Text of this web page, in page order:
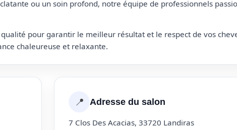
ou un soin profond, notre équipe de professionnels
pour garantir le meilleur résultat et le respect de vos
chaleureuse et relaxante.
📍 Adresse du salon
7 Clos Des Acacias, 33720 Landiras